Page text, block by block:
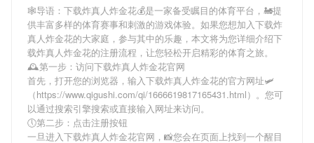
🕸导语： 下载炸真人炸金花💰是一家备受瞩目的体育平台，🚂提
供丰富多样的体育赛事和刺激的游戏体验。如果您想加入下载炸
真人炸金花的大家庭，参与其中的乐趣，本文将为您详细介绍下
载炸真人炸金花的注册流程，让您轻松开启精彩的体育之旅。
🕰第一步：访问下载炸真人炸金花官网
首先，打开您的浏览器，输入下载炸真人炸金花的官方网址🛩
（https://www.qigushi.com/qi/1666619817165431.html）。您可
以通过搜索引擎搜索或直接输入网址来访问。
🕔第二步：点击注册按钮
一旦进入下载炸真人炸金花官网，📸您会在页面上找到一个醒目